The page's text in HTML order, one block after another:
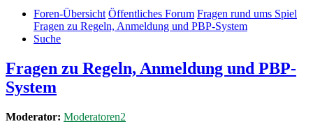
Foren-Übersicht Öffentliches Forum Fragen rund ums Spiel
Fragen zu Regeln, Anmeldung und PBP-System
Suche
Fragen zu Regeln, Anmeldung und PBP-
System
Moderator: Moderatoren2